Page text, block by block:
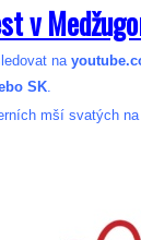
v
na
SK.
mší svatých